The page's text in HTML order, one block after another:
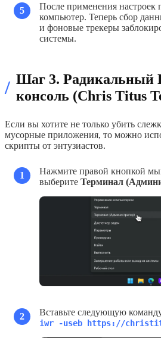
5
После применения настроек
компьютер. Теперь сбор
и фоновые трекеры
системы.
/ Шаг 3. Радикальный
консоль (Chris Titus
Если вы хотите не только убить
мусорные приложения, то можно
скрипты от энтузиастов.
1
Нажмите правой кнопкой
выберите Терминал
2 Вставьте следующую
iwr -useb https://